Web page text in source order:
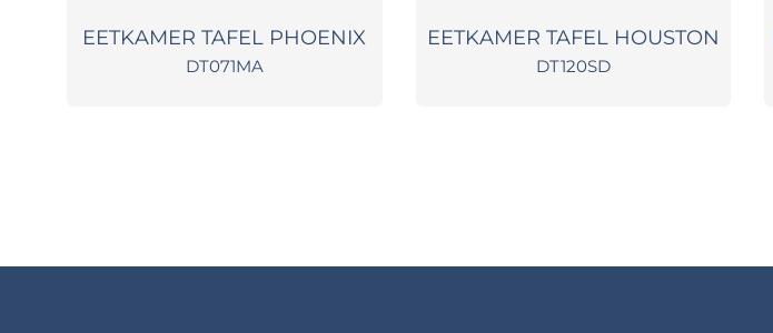
EETKAMER TAFEL PHOENIX
DT071MA
EETKAMER TAFEL HOUSTON
DT120SD